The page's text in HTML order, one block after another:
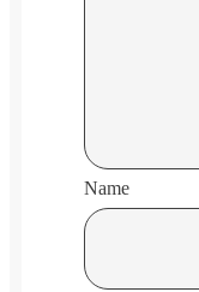
Name